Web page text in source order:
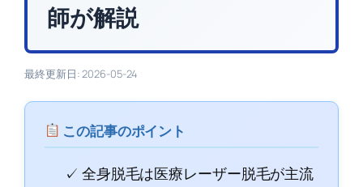
師が解説
最終更新日: 2026-05-24
この記事のポイント
✓ 全身脱毛は医療レーザー脱毛が主流